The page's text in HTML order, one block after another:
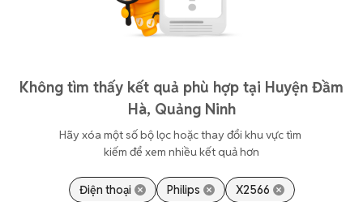
Không tìm thấy kết quả phù hợp tại Huyện Đầm
Hà, Quảng Ninh
Hãy xóa một số bộ lọc hoặc thay đổi khu vực tìm
kiếm để xem nhiều kết quả hơn
Điện thoại Philips X2566